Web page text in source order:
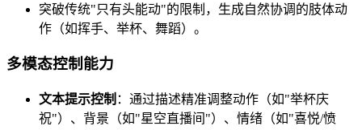
突破传统"只有头能动"的限制，生成自然协调的肢体动
作（如挥手、举杯、舞蹈）。
多模态控制能力
文本提示控制 ：通过描述精准调整动作（如"举杯庆
祝"）、背景（如"星空直播间"）、情绪（如"喜悦/愤